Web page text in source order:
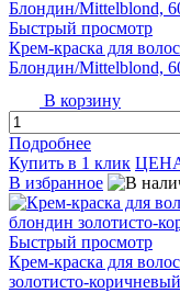
Быстрый просмотр
Крем-краска для
Блондин/Mittelblond,
В корзину
Подробнее
Купить в 1 клик
В избранное
Быстрый просмотр
Крем-краска для
золотисто-